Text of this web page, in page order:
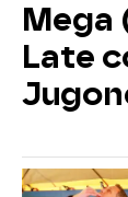
Mega
Late